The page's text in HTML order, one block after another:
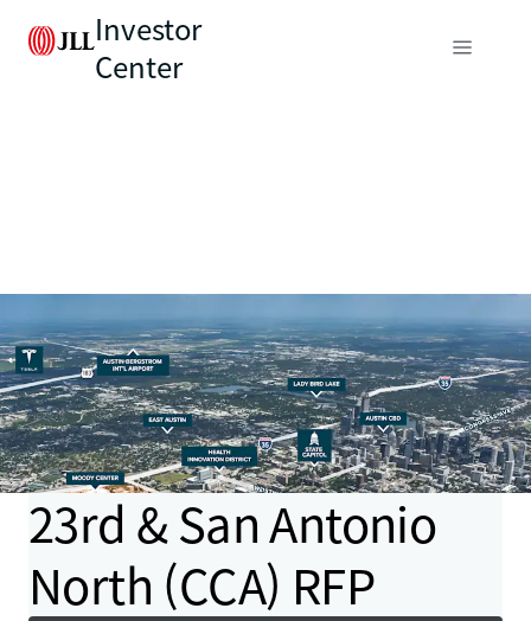
Investor
Center
23rd & San Antonio
North (CCA) RFP